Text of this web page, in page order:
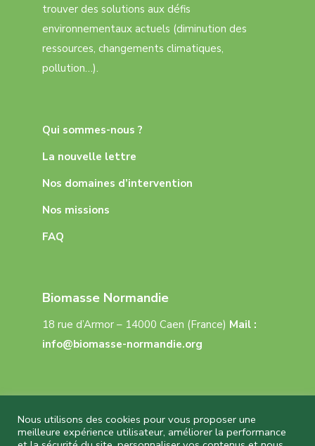
trouver des solutions aux défis
environnementaux actuels (diminution des
ressources, changements climatiques,
pollution…).
Qui sommes-nous ?
La nouvelle lettre
Nos domaines d’intervention
Nos missions
FAQ
Biomasse Normandie
18 rue d’Armor – 14000 Caen (France) Mail :
info@biomasse-normandie.org
Nous utilisons des cookies pour vous proposer une
meilleure expérience utilisateur, améliorer la performance